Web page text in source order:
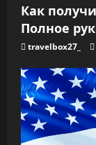
Как
Полное
travelbox27_